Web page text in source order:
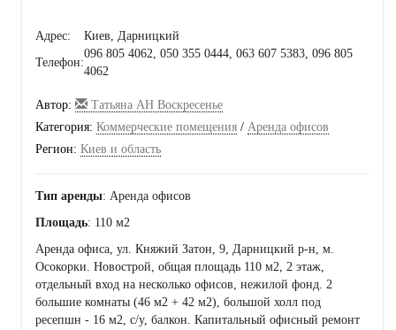
Адрес:
Киев, Дарницкий
Телефон:
096 805 4062, 050 355 0444, 063 607 5383, 096 805
4062
Автор:
Татьяна АН Воскресенье
Категория: Коммерческие помещения / Аренда офисов
Регион: Киев и область
Тип аренды: Аренда офисов
Площадь: 110 м2
Аренда офиса, ул. Княжий Затон, 9, Дарницкий р-н, м.
Осокорки. Новострой, общая площадь 110 м2, 2 этаж,
отдельный вход на несколько офисов, нежилой фонд. 2
большие комнаты (46 м2 + 42 м2), большой холл под
ресепшн - 16 м2, с/у, балкон. Капитальный офисный ремонт